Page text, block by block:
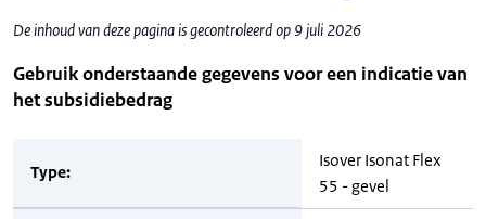
De inhoud van deze pagina is gecontroleerd op 9 juli 2026
Gebruik onderstaande gegevens voor een indicatie van
het subsidiebedrag
Type:
Isover Isonat Flex
55 - gevel